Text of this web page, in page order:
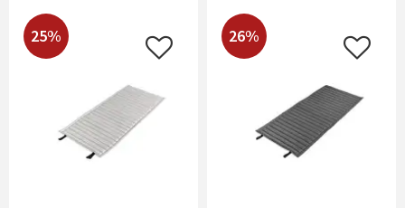
25% 26%